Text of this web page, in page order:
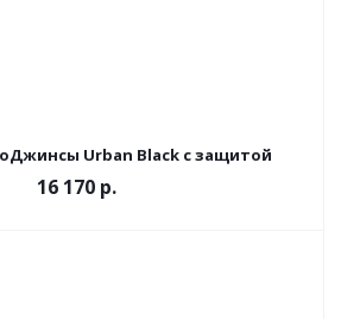
Urban Black с защитой
16 170 р.